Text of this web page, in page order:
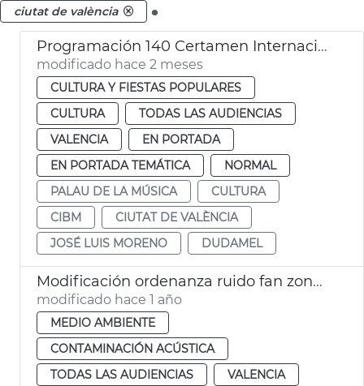
ciutat de valència
Programación 140 Certamen Internacional Bandas Música Ciudad València
modificado hace 2 meses
CULTURA Y FIESTAS POPULARES
CULTURA
TODAS LAS AUDIENCIAS
VALENCIA
EN PORTADA
EN PORTADA TEMÁTICA
NORMAL
PALAU DE LA MÚSICA
CULTURA
CIBM
CIUTAT DE VALÈNCIA
JOSÉ LUIS MORENO
DUDAMEL
Modificación ordenanza ruido fan zone València
modificado hace 1 año
MEDIO AMBIENTE
CONTAMINACIÓN ACÚSTICA
TODAS LAS AUDIENCIAS
VALENCIA